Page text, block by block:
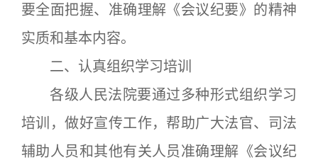
要全面把握、准确理解《会议纪要》的精神
实质和基本内容。
二、认真组织学习培训
各级人民法院要通过多种形式组织学习
培训，做好宣传工作，帮助广大法官、司法
辅助人员和其他有关人员准确理解《会议纪